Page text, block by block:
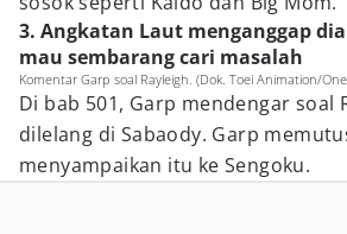
3. Angkatan Laut menganggap
mau sembarang cari masalah
Komentar Garp soal Rayleigh. (Dok. Toei Animation/
Di bab 501, Garp mendengar soal
dilelang di Sabaody. Garp
menyampaikan itu ke Sengoku.